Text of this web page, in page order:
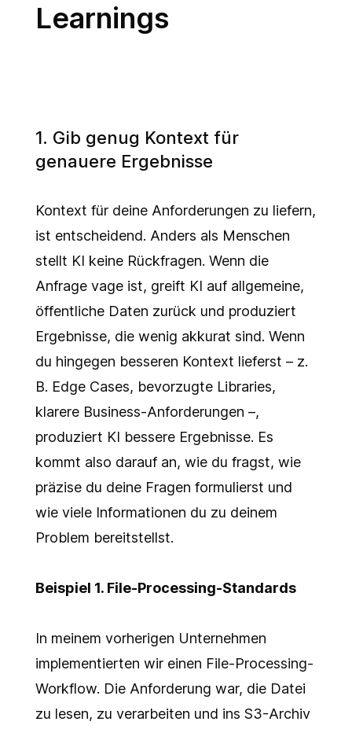
Learnings
1. Gib genug Kontext für
genauere Ergebnisse
Kontext für deine Anforderungen zu liefern,
ist entscheidend. Anders als Menschen
stellt KI keine Rückfragen. Wenn die
Anfrage vage ist, greift KI auf allgemeine,
öffentliche Daten zurück und produziert
Ergebnisse, die wenig akkurat sind. Wenn
du hingegen besseren Kontext lieferst – z.
B. Edge Cases, bevorzugte Libraries,
klarere Business-Anforderungen –,
produziert KI bessere Ergebnisse. Es
kommt also darauf an, wie du fragst, wie
präzise du deine Fragen formulierst und
wie viele Informationen du zu deinem
Problem bereitstellst.
Beispiel 1. File-Processing-Standards
In meinem vorherigen Unternehmen
implementierten wir einen File-Processing-
Workflow. Die Anforderung war, die Datei
zu lesen, zu verarbeiten und ins S3-Archiv